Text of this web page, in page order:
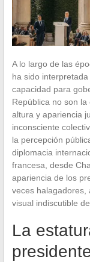
A lo largo de las
ha sido
capacidad para
República no son
altura y apariencia
inconsciente
la percepción
diplomacia
francesa, desde
apariencia de los
veces halagadores,
visual indiscutible
La